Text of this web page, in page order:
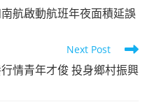
航啟動航班年夜面積延誤
Next Post
情青年才俊 投身鄉村振興